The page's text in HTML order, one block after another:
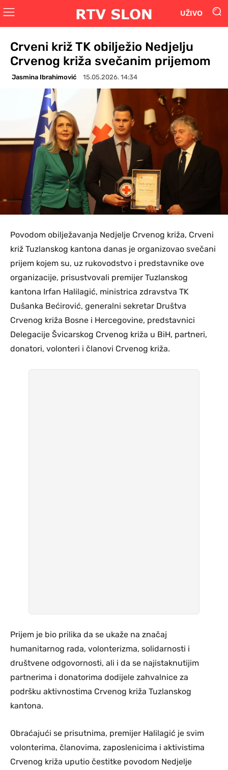
UŽIVO
Crveni križ TK obilježio Nedjelju
Crvenog križa svečanim prijemom
Jasmina Ibrahimović 15.05.2026. 14:34
Povodom obilježavanja Nedjelje Crvenog križa, Crveni
križ Tuzlanskog kantona danas je organizovao svečani
prijem kojem su, uz rukovodstvo i predstavnike ove
organizacije, prisustvovali premijer Tuzlanskog
kantona Irfan Halilagić, ministrica zdravstva TK
Dušanka Bećirović, generalni sekretar Društva
Crvenog križa Bosne i Hercegovine, predstavnici
Delegacije Švicarskog Crvenog križa u BiH, partneri,
donatori, volonteri i članovi Crvenog križa.
Prijem je bio prilika da se ukaže na značaj
humanitarnog rada, volonterizma, solidarnosti i
društvene odgovornosti, ali i da se najistaknutijim
partnerima i donatorima dodijele zahvalnice za
podršku aktivnostima Crvenog križa Tuzlanskog
kantona.
Obraćajući se prisutnima, premijer Halilagić je svim
volonterima, članovima, zaposlenicima i aktivistima
Crvenog križa uputio čestitke povodom Nedjelje